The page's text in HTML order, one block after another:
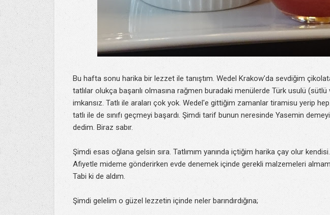
Bu hafta sonu harika bir lezzet ile tanıştım. Wedel Krakow'da sevdiğim
tatlılar olukça başarılı olmasına rağmen buradaki menülerde Türk usulü (sütlü
imkansız. Tatlı ile araları çok yok. Wedel'e gittiğim zamanlar tiramisu yerip
tatlı ile de sınıfı geçmeyi başardı. Şimdi tarif bunun neresinde Yasemin
dedim. Biraz sabır.
Şimdi esas oğlana gelsin sıra. Tatlımım yanında içtiğim harika çay olur
Afiyetle mideme gönderirken evde denemek içinde gerekli malzemeleri almam
Tabi ki de aldım.
Şimdi gelelim o güzel lezzetin içinde neler barındırdığına;